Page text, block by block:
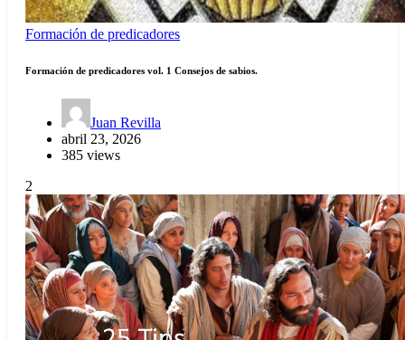
Formación de predicadores
Formación de predicadores vol. 1 Consejos de sabios.
Juan Revilla
abril 23, 2026
385 views
2